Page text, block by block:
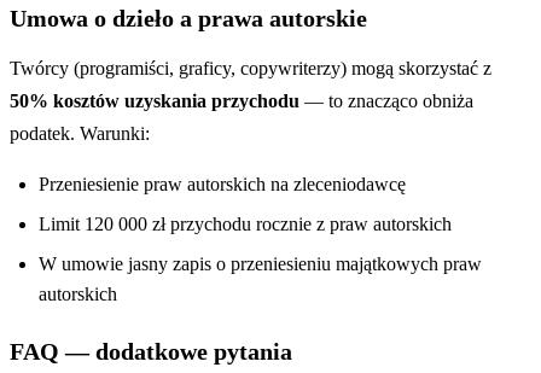
Umowa o dzieło a prawa autorskie
Twórcy (programiści, graficy, copywriterzy) mogą skorzystać z
50% kosztów uzyskania przychodu — to znacząco obniża
podatek. Warunki:
Przeniesienie praw autorskich na zleceniodawcę
Limit 120 000 zł przychodu rocznie z praw autorskich
W umowie jasny zapis o przeniesieniu majątkowych praw
autorskich
FAQ — dodatkowe pytania